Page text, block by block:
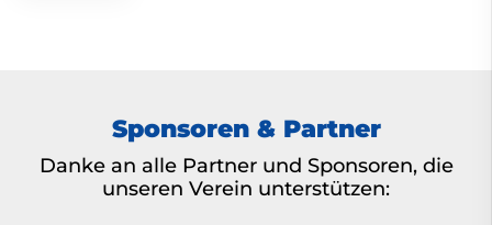
Sponsoren & Partner
Danke an alle Partner und Sponsoren, die
unseren Verein unterstützen: